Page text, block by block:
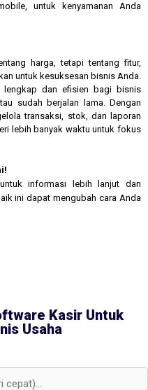
untuk kenyamanan Anda
harga, tetapi tentang fitur,
untuk kesuksesan bisnis Anda.
lengkap dan efisien bagi bisnis
sudah berjalan lama. Dengan
transaksi, stok, dan laporan
lebih banyak waktu untuk fokus
informasi lebih lanjut dan
ini dapat mengubah cara Anda
Kasir Untuk
Usaha